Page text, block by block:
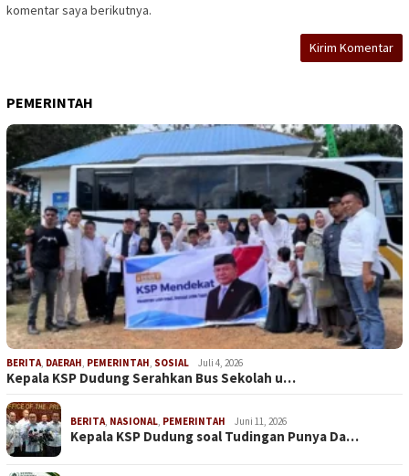
komentar saya berikutnya.
PEMERINTAH
BERITA, DAERAH, PEMERINTAH, SOSIAL Juli 4, 2026
Kepala KSP Dudung Serahkan Bus Sekolah u…
BERITA, NASIONAL, PEMERINTAH Juni 11, 2026
Kepala KSP Dudung soal Tudingan Punya Da…